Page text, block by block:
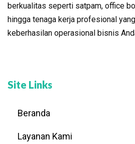
berkualitas seperti satpam, office
hingga tenaga kerja profesional
keberhasilan operasional bisnis
Site Links
Beranda
Layanan Kami